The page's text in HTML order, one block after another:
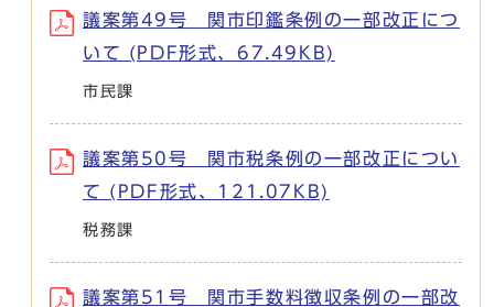
議案第49号 関市印鑑条例の一部改正につ
いて (PDF形式、67.49KB)
市民課
議案第50号 関市税条例の一部改正につい
て (PDF形式、121.07KB)
税務課
議案第51号 関市手数料徴収条例の一部改